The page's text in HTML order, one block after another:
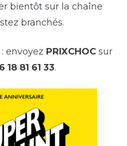
bientôt sur la chaîne
branchés.
envoyez PRIXCHOC sur
18 81 61 33.